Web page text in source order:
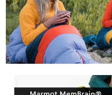
２．關於個人資料處理事宜，
https://aftee.tw/terms/#terms3
３．未成年的使用者請事先徵
「AFTEE先享後付」，若未經
任。
４．使用「AFTEE先享後付」
請求用戶進行身份認證。
５．嚴禁一人註冊多個帳號或
宅配到府
每筆NT$100，滿
桃源戶外門市取貨
每筆NT$100，滿
宅配